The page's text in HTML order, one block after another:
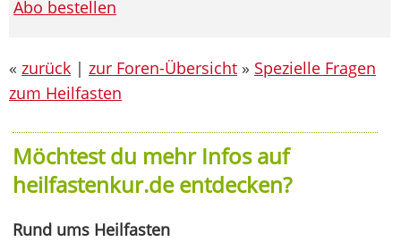
Abo bestellen
« zurück | zur Foren-Übersicht » Spezielle Fragen
zum Heilfasten
Möchtest du mehr Infos auf
heilfastenkur.de entdecken?
Rund ums Heilfasten